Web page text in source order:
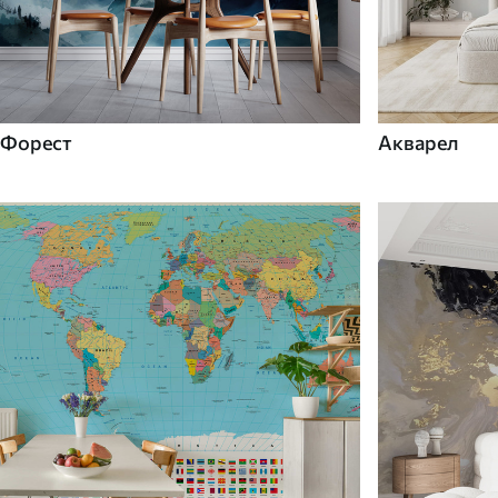
Форест Акварел